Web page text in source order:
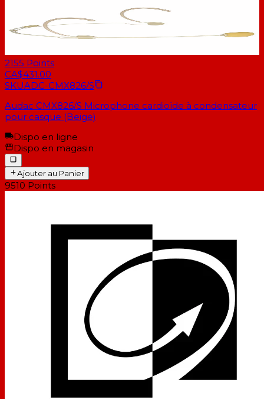
2155 Points
CA$431.00
SKUADC-CMX826/S
Audac CMX826/S Microphone cardioïde à condensateur
pour casque (Beige)
Dispo en ligne
Dispo en magasin
Ajouter au Panier
9510 Points